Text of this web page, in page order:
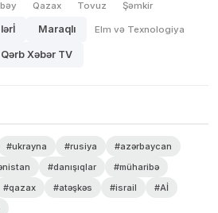
Qazax Tovuz Şəmkir
Maraqlı Elm və Texnologiya
Qərb Xəbər TV
#ukrayna #rusiya
#azərbaycan
#danışıqlar
#müharibə
#qazax #atəşkəs #israil
#Aİ